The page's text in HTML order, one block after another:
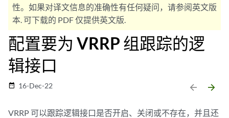
性。如果对译文信息的准确性有任何疑问，请参阅英文版
本. 可下载的 PDF 仅提供英文版.
配置要为 VRRP 组跟踪的逻
辑接口
date_range 16-Dec-22 arrow_backward arrow_forward
VRRP 可以跟踪逻辑接口是否开启、关闭或不存在，并且还